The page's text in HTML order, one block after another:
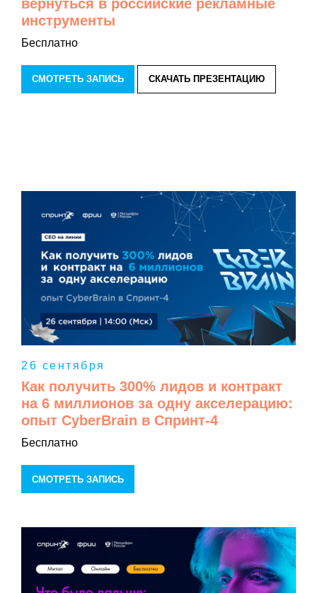
вернуться в российские рекламные
инструменты
Бесплатно
СМОТРЕТЬ ЗАПИСЬ СКАЧАТЬ ПРЕЗЕНТАЦИЮ
26 сентября
Как получить 300% лидов и контракт
на 6 миллионов за одну акселерацию:
опыт CyberBrain в Спринт-4
Бесплатно
СМОТРЕТЬ ЗАПИСЬ